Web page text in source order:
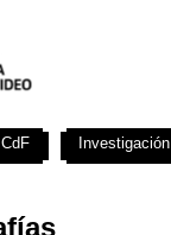
Investigación